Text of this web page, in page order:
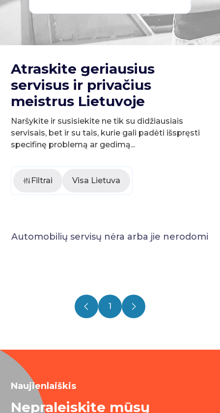
Atraskite geriausius
servisus ir privačius
meistrus Lietuvoje
Naršykite ir susisiekite ne tik su didžiausiais
servisais, bet ir su tais, kurie gali padėti išspręsti
specifinę problemą ar gedimą...
Filtrai Visa Lietuva
Automobilių servisų nėra arba jie nerodomi
1
Naujienlaiškis
Nepraleiskite mūsų